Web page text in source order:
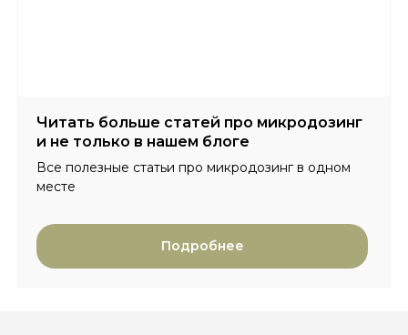
Читать больше статей про микродозинг
и не только в нашем блоге
Все полезные статьи про микродозинг в одном
месте
Подробнее